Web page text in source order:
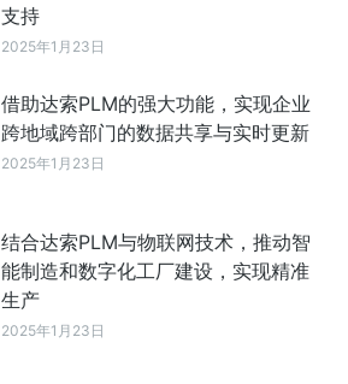
支持
2025年1月23日
借助达索PLM的强大功能，实现企业
跨地域跨部门的数据共享与实时更新
2025年1月23日
结合达索PLM与物联网技术，推动智
能制造和数字化工厂建设，实现精准
生产
2025年1月23日